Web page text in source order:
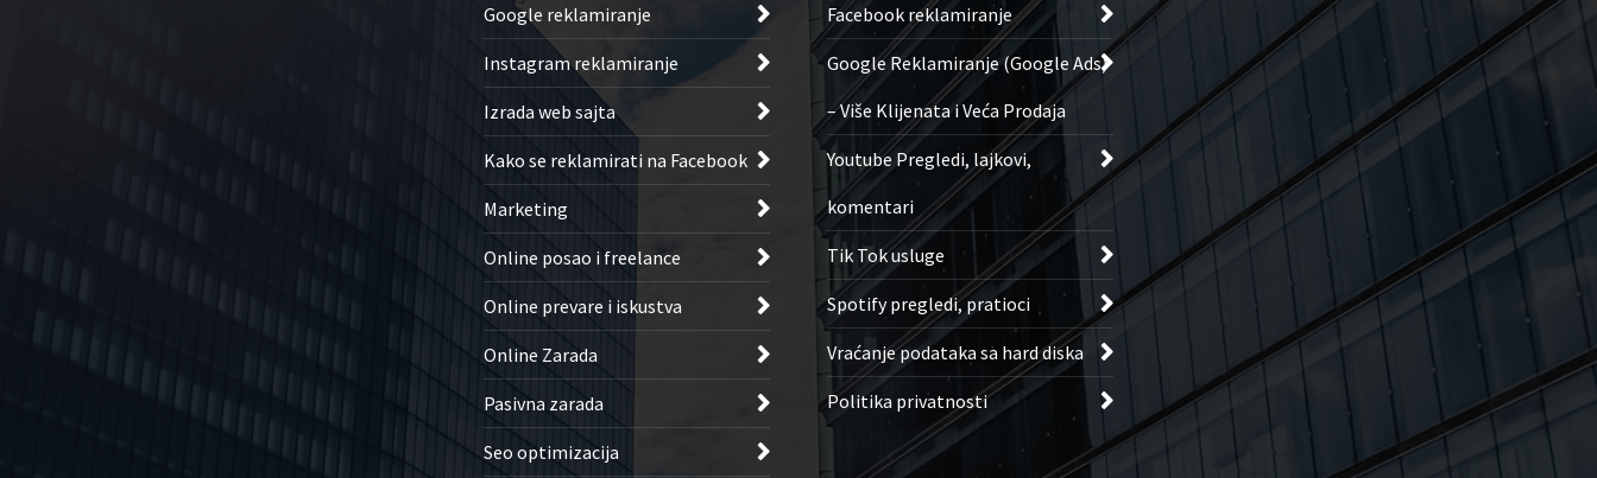
Google reklamiranje
Instagram reklamiranje
Izrada web sajta
Kako se reklamirati na Facebook
Marketing
Online posao i freelance
Online prevare i iskustva
Online Zarada
Pasivna zarada
Seo optimizacija
Facebook reklamiranje
Google Reklamiranje (Google Ads)
– Više Klijenata i Veća Prodaja
Youtube Pregledi, lajkovi,
komentari
Tik Tok usluge
Spotify pregledi, pratioci
Vraćanje podataka sa hard diska
Politika privatnosti